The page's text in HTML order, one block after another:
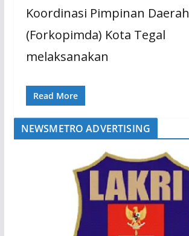
Koordinasi Pimpinan Daerah
(Forkopimda) Kota Tegal
melaksanakan
Read More
NEWSMETRO ADVERTISING